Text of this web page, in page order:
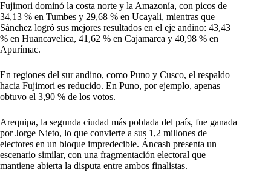
Fujimori dominó la costa norte y la Amazonía, con picos de
34,13 % en Tumbes y 29,68 % en Ucayali, mientras que
Sánchez logró sus mejores resultados en el eje andino: 43,43
% en Huancavelica, 41,62 % en Cajamarca y 40,98 % en
Apurímac.
En regiones del sur andino, como Puno y Cusco, el respaldo
hacia Fujimori es reducido. En Puno, por ejemplo, apenas
obtuvo el 3,90 % de los votos.
Arequipa, la segunda ciudad más poblada del país, fue ganada
por Jorge Nieto, lo que convierte a sus 1,2 millones de
electores en un bloque impredecible. Áncash presenta un
escenario similar, con una fragmentación electoral que
mantiene abierta la disputa entre ambos finalistas.